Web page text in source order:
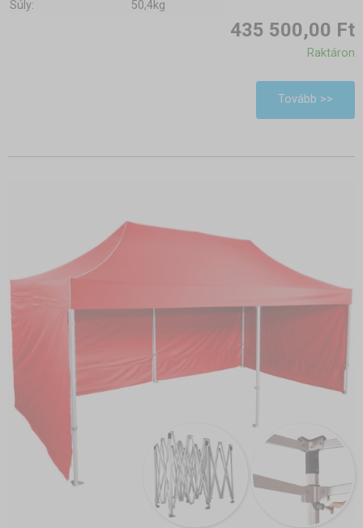
Súly:
50,4kg
435 500,00 Ft
Raktáron
Tovább >>